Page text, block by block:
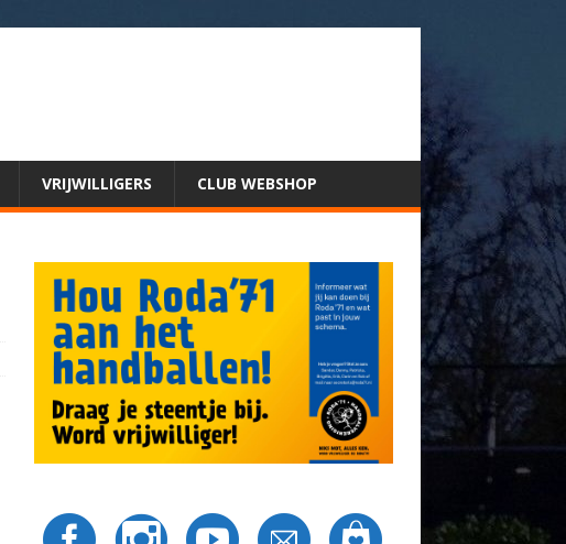
VRIJWILLIGERS CLUB WEBSHOP